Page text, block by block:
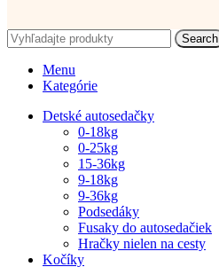
Search
Menu
Kategórie
Detské autosedačky
0-18kg
0-25kg
15-36kg
9-18kg
9-36kg
Podsedáky
Fusaky do autosedačiek
Hračky nielen na cesty
Kočíky